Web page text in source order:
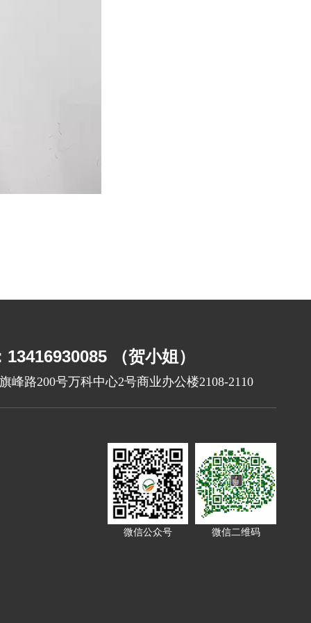
（贺小姐）
峰路200号万科中心2号商业办公楼2108-2110
微信公众号 微信二维码